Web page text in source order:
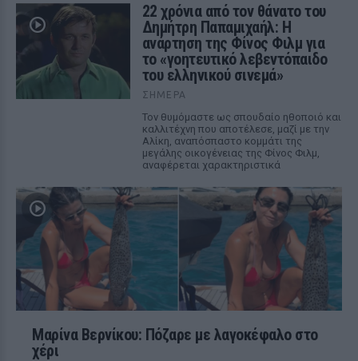
22 χρόνια από τον θάνατο του
Δημήτρη Παπαμιχαήλ: Η
ανάρτηση της Φίνος Φιλμ για
το «γοητευτικό λεβεντόπαιδο
του ελληνικού σινεμά»
ΣΉΜΕΡΑ
Τον θυμόμαστε ως σπουδαίο ηθοποιό και
καλλιτέχνη που αποτέλεσε, μαζί με την
Αλίκη, αναπόσπαστο κομμάτι της
μεγάλης οικογένειας της Φίνος Φιλμ,
αναφέρεται χαρακτηριστικά
Μαρίνα Βερνίκου: Πόζαρε με λαγοκέφαλο στο
χέρι